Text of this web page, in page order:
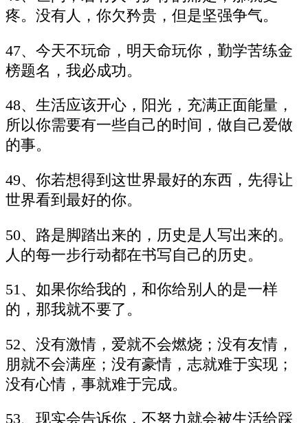
疼。没有人，你欠矜贵，但是坚强争气。
47、今天不玩命，明天命玩你，勤学苦练金
榜题名，我必成功。
48、生活应该开心，阳光，充满正面能量，
所以你需要有一些自己的时间，做自己爱做
的事。
49、你若想得到这世界最好的东西，先得让
世界看到最好的你。
50、路是脚踏出来的，历史是人写出来的。
人的每一步行动都在书写自己的历史。
51、如果你给我的，和你给别人的是一样
的，那我就不要了。
52、没有激情，爱就不会燃烧；没有友情，
朋就不会满座；没有豪情，志就难于实现；
没有心情，事就难于完成。
53、现实会告诉你，不努力就会被生活给踩